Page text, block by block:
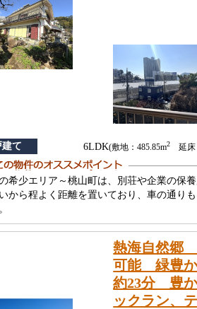
て 6LDK(敷地：485.85m2 延床
希少エリア～桃山町は、別荘や企業の保
から程よく距離を置いており、車の通り
熱海自然郷
可能 緑豊か
約23分 豊
ックラン、